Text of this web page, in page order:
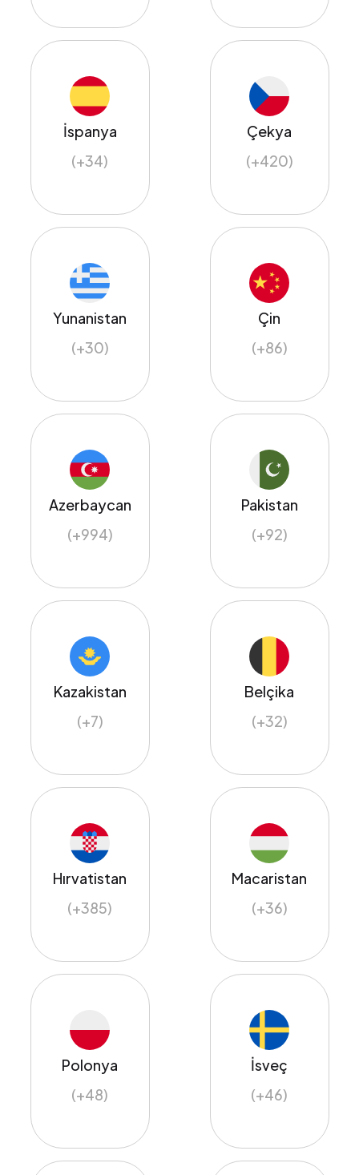
İspanya
(+34)
Çekya
(+420)
Yunanistan
(+30)
Çin
(+86)
Azerbaycan
(+994)
Pakistan
(+92)
Kazakistan
(+7)
Belçika
(+32)
Hırvatistan
(+385)
Macaristan
(+36)
Polonya
(+48)
İsveç
(+46)